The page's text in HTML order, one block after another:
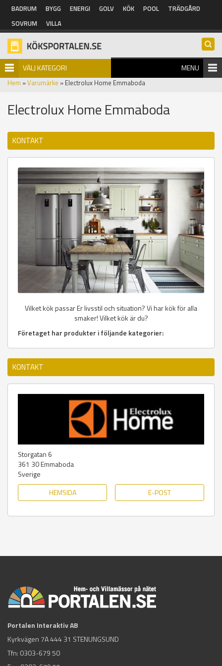
Hoppa till huvudinnehåll
BADRUM BYGG ENERGI GOLV KÖK POOL
TRÄDGÅRD
SOVRUM
VILLA
VÄLJ KATEGORI MENU
Hem »Varumärke » Electrolux Home Emmaboda
Electrolux Home Emmaboda
KONTAKT
Vilket kök passar Er livsstil och situation? Vi har kök för alla
smaker! Vilket kök är du?
Företaget har produkter i följande kategorier:
KONTAKT
Storgatan 6
361 30Emmaboda
Sverige
HEMSIDA
E-POST
Portalen Interaktiv AB
Kyrkvägen 7A 444 31 STENUNGSUND
Tfn: 0303-679 50